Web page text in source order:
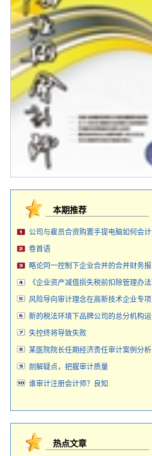
本期推荐
卷首语
失控终将导致失败
某医院院长任期经济责任审计案例分析
剖解疑点，把握审计质量
谁审计注册会计师？良知
热点文章